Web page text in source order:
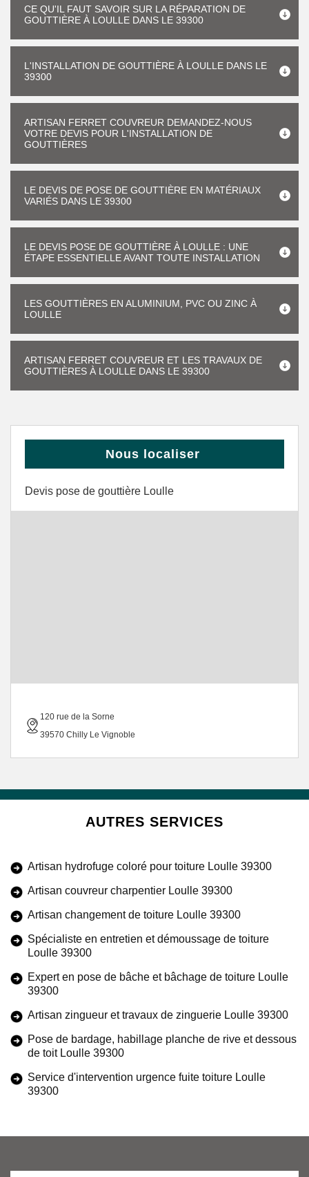
CE QU'IL FAUT SAVOIR SUR LA RÉPARATION DE
GOUTTIÈRE À LOULLE DANS LE 39300
L'INSTALLATION DE GOUTTIÈRE À LOULLE DANS LE
39300
ARTISAN FERRET COUVREUR DEMANDEZ-NOUS
VOTRE DEVIS POUR L'INSTALLATION DE
GOUTTIÈRES
LE DEVIS DE POSE DE GOUTTIÈRE EN MATÉRIAUX
VARIÉS DANS LE 39300
LE DEVIS POSE DE GOUTTIÈRE À LOULLE : UNE
ÉTAPE ESSENTIELLE AVANT TOUTE INSTALLATION
LES GOUTTIÈRES EN ALUMINIUM, PVC OU ZINC À
LOULLE
ARTISAN FERRET COUVREUR ET LES TRAVAUX DE
GOUTTIÈRES À LOULLE DANS LE 39300
Nous localiser
Devis pose de gouttière Loulle
120 rue de la Sorne
39570 Chilly Le Vignoble
AUTRES SERVICES
Artisan hydrofuge coloré pour toiture Loulle 39300
Artisan couvreur charpentier Loulle 39300
Artisan changement de toiture Loulle 39300
Spécialiste en entretien et démoussage de toiture
Loulle 39300
Expert en pose de bâche et bâchage de toiture Loulle
39300
Artisan zingueur et travaux de zinguerie Loulle 39300
Pose de bardage, habillage planche de rive et dessous
de toit Loulle 39300
Service d'intervention urgence fuite toiture Loulle
39300